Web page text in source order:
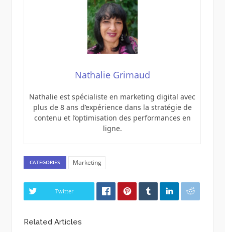
Nathalie Grimaud
Nathalie est spécialiste en marketing digital avec
plus de 8 ans d’expérience dans la stratégie de
contenu et l’optimisation des performances en
ligne.
CATEGORIES Marketing
Twitter
Related Articles